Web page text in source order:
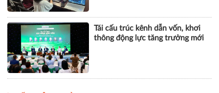
Tái cấu trúc kênh dẫn vốn, khơi
thông động lực tăng trưởng mới